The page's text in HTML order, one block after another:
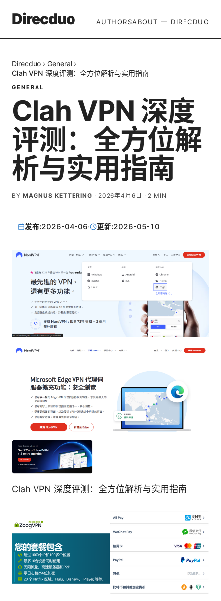
Direcduo AUTHORSABOUT — DIRECDUO
Direcduo › General ›
Clah VPN 深度评测：全方位解析与实用指南
GENERAL
Clah VPN 深度
评测：全方位解
析与实用指南
BY MAGNUS KETTERING · 2026年4月6日 · 2 MIN
发布:2026-04-06· 更新:2026-05-10
Clah VPN 深度评测：全方位解析与实用指南